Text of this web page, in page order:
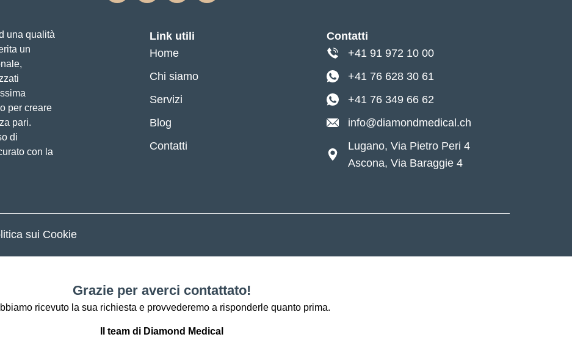
una qualità
un
per creare
pari.
di
con la
Link utili
Home
Chi siamo
Servizi
Blog
Contatti
Contatti
+41 91 972 10 00
+41 76 628 30 61
+41 76 349 66 62
info@diamondmedical.ch
Lugano, Via Pietro Peri 4
Ascona, Via Baraggie 4
sui Cookie
Grazie per averci contattato!
ricevuto la sua richiesta e provvederemo a risponderle quanto prima.
Il team di Diamond Medical